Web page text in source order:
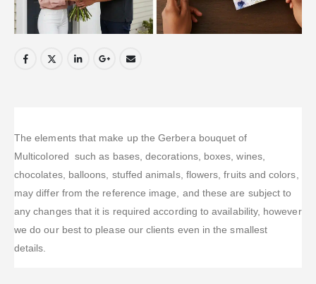
The elements that make up the Gerbera bouquet of
Multicolored such as bases, decorations, boxes, wines,
chocolates, balloons, stuffed animals, flowers, fruits and colors,
may differ from the reference image, and these are subject to
any changes that it is required according to availability, however
we do our best to please our clients even in the smallest
details.